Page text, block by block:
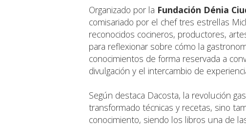
Organizado por la Fundación Dénia
comisariado por el chef tres estrellas
reconocidos cocineros, productores,
para reflexionar sobre cómo la
conocimientos de forma reservada a
divulgación y el intercambio de
Según destaca Dacosta, la revolución
transformado técnicas y recetas, sino
conocimiento, siendo los libros una de